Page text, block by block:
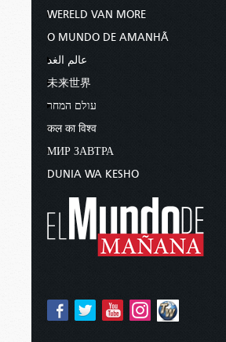
WERELD VAN MORE
O MUNDO DE AMANHÃ
عالم الغد
未来世界
עולם המחר
कल का विश्व
МИР ЗАВТРА
DUNIA WA KESHO